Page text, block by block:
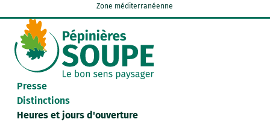
Zone méditerranéenne
Presse
Distinctions
Heures et jours d'ouverture